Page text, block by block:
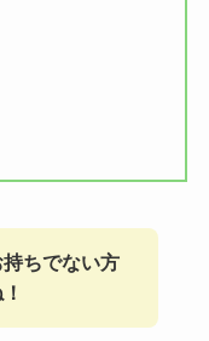
持ちでない方